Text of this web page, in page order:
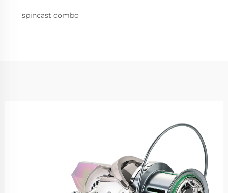
spincast combo